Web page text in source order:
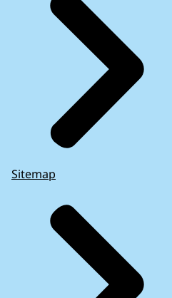
Sitemap